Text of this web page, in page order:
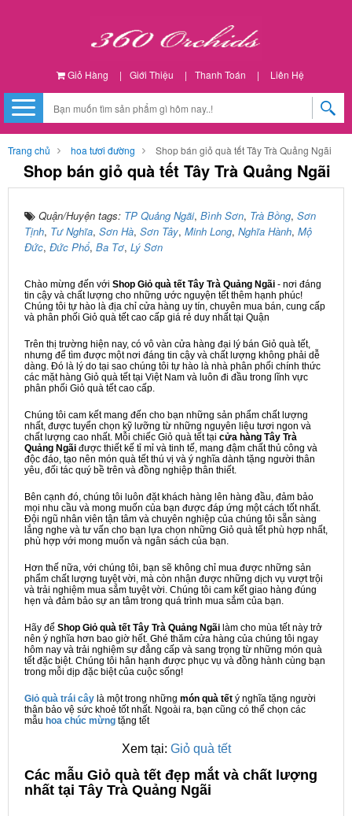
Giỏ Hàng | Giới Thiệu | Thanh Toán | Liên Hệ
Trang chủ hoa tươi đường Shop bán giỏ quà tết Tây Trà Quảng Ngãi
Shop bán giỏ quà tết Tây Trà Quảng Ngãi
Quận/Huyện tags: TP Quảng Ngãi, Bình Sơn, Trà Bồng, Sơn
Tịnh, Tư Nghĩa, Sơn Hà, Sơn Tây, Minh Long, Nghĩa Hành, Mộ
Đức, Đức Phổ, Ba Tơ, Lý Sơn
Chào mừng đến với Shop Giỏ quà tết Tây Trà Quảng Ngãi - nơi đáng
tin cậy và chất lượng cho những ước nguyện tết thêm hạnh phúc!
Chúng tôi tự hào là địa chỉ cửa hàng uy tín, chuyên mua bán, cung cấp
và phân phối Giỏ quà tết cao cấp giá rẻ duy nhất tại Quận
Trên thị trường hiện nay, có vô vàn cửa hàng đại lý bán Giỏ quà tết,
nhưng để tìm được một nơi đáng tin cậy và chất lượng không phải dễ
dàng. Đó là lý do tại sao chúng tôi tự hào là nhà phân phối chính thức
các mặt hàng Giỏ quà tết tại Việt Nam và luôn đi đầu trong lĩnh vực
phân phối Giỏ quà tết cao cấp.
Chúng tôi cam kết mang đến cho bạn những sản phẩm chất lượng
nhất, được tuyển chọn kỹ lưỡng từ những nguyên liệu tươi ngon và
chất lượng cao nhất. Mỗi chiếc Giỏ quà tết tại cửa hàng Tây Trà
Quảng Ngãi được thiết kế tỉ mỉ và tinh tế, mang đậm chất thủ công và
độc đáo, tạo nên món quà tết thú vị và ý nghĩa dành tặng người thân
yêu, đối tác quý bề trên và đồng nghiệp thân thiết.
Bên cạnh đó, chúng tôi luôn đặt khách hàng lên hàng đầu, đảm bảo
mọi nhu cầu và mong muốn của bạn được đáp ứng một cách tốt nhất.
Đội ngũ nhân viên tận tâm và chuyên nghiệp của chúng tôi sẵn sàng
lắng nghe và tư vấn cho bạn lựa chọn những Giỏ quà tết phù hợp nhất,
phù hợp với mong muốn và ngân sách của bạn.
Hơn thế nữa, với chúng tôi, bạn sẽ không chỉ mua được những sản
phẩm chất lượng tuyệt vời, mà còn nhận được những dịch vụ vượt trội
và trải nghiệm mua sắm tuyệt vời. Chúng tôi cam kết giao hàng đúng
hẹn và đảm bảo sự an tâm trong quá trình mua sắm của bạn.
Hãy để Shop Giỏ quà tết Tây Trà Quảng Ngãi làm cho mùa tết này trở
nên ý nghĩa hơn bao giờ hết. Ghé thăm cửa hàng của chúng tôi ngay
hôm nay và trải nghiệm sự đẳng cấp và sang trọng từ những món quà
tết đặc biệt. Chúng tôi hân hạnh được phục vụ và đồng hành cùng bạn
trong mỗi dịp đặc biệt của cuộc sống!
Giỏ quà trái cây là một trong những món quà tết ý nghĩa tặng người
thân bảo vệ sức khoẻ tốt nhất. Ngoài ra, bạn cũng có thể chọn các
mẫu hoa chúc mừng tặng tết
Xem tại: Giỏ quà tết
Các mẫu Giỏ quà tết đẹp mắt và chất lượng
nhất tại Tây Trà Quảng Ngãi